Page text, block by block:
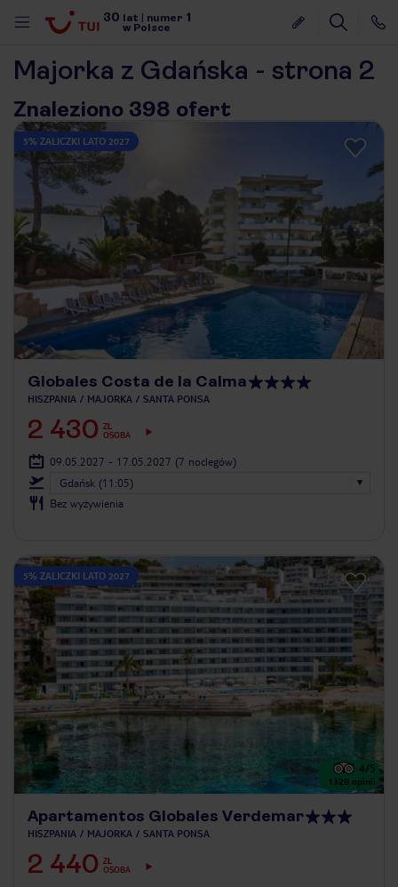
30 lat numer 1
w Polsce
Majorka z Gdańska - strona 2
Znaleziono 398 ofert
5% ZALICZKI LATO 2027
Globales Costa de la Calma
HISZPANIA MAJORKA SANTA PONSA
2 430 ZŁ
OSOBA
09.05.2027 - 17.05.2027 (7 noclegów)
Gdańsk (11:05)
Bez wyżywienia
5% ZALICZKI LATO 2027
4/5
1328 opinii
Apartamentos Globales Verdemar
HISZPANIA MAJORKA SANTA PONSA
2 440 ZŁ
OSOBA